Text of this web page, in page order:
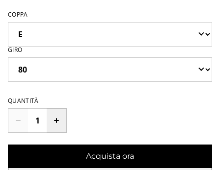
COPPA
GIRO
QUANTITÀ
Acquista ora